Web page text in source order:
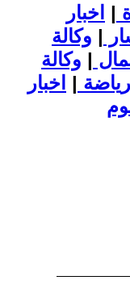
| اخبار
| وكالة
| وكالة
| اخبار